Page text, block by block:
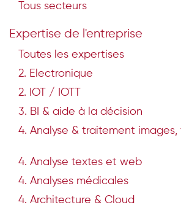
Tous secteurs
Expertise de l'entreprise
Toutes les expertises
2. Electronique
2. IOT / IOTT
3. BI & aide à la décision
4. Analyse & traitement
4. Analyse textes et web
4. Analyses médicales
4. Architecture & Cloud